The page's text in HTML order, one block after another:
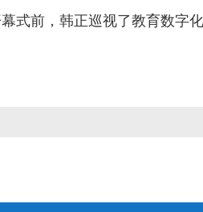
式前，韩正巡视了教育数字